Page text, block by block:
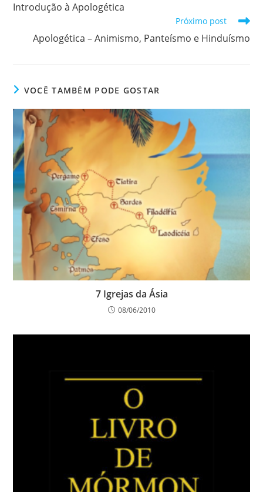
Introdução à Apologética
Próximo post
Apologética – Animismo, Panteísmo e Hinduísmo
VOCÊ TAMBÉM PODE GOSTAR
7 Igrejas da Ásia
08/06/2010